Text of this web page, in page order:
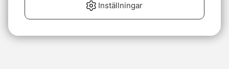
Inställningar